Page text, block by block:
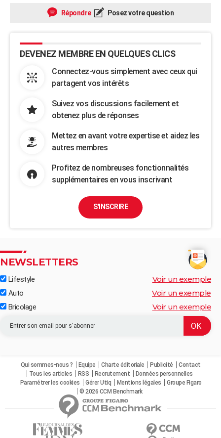
Répondre Posez votre question
DEVENEZ MEMBRE EN QUELQUES CLICS
Connectez-vous simplement avec ceux qui
partagent vos intérêts
Suivez vos discussions facilement et
obtenez plus de réponses
Mettez en avant votre expertise et aidez les
autres membres
Profitez de nombreuses fonctionnalités
supplémentaires en vous inscrivant
S'INSCRIRE
NEWSLETTERS
Lifestyle Voir un exemple
Auto Voir un exemple
Bricolage Voir un exemple
Qui sommes-nous ? Equipe Charte éditoriale Publicité
Contact
Tous les articles
RSS Recrutement
Données personnelles
Paramétrer les cookies
Gérer Utiq Mentions légales
Groupe Figaro
© 2026 CCM Benchmark